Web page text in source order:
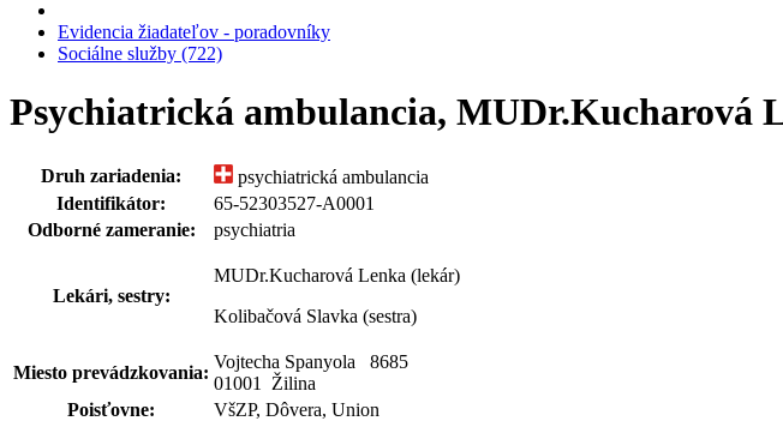
Evidencia žiadateľov - poradovníky
Sociálne služby (722)
Psychiatrická ambulancia, MUDr.Kucharová
Druh zariadenia:
psychiatrická ambulancia
Identifikátor:
65-52303527-A0001
Odborné zameranie:
psychiatria
Lekári, sestry:
MUDr.Kucharová Lenka (lekár)
Kolibačová Slavka (sestra)
Miesto prevádzkovania:
Vojtecha Spanyola 8685
01001 Žilina
Poisťovne:
VšZP, Dôvera, Union